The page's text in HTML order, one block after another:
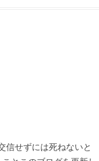
信せずには死ねないと